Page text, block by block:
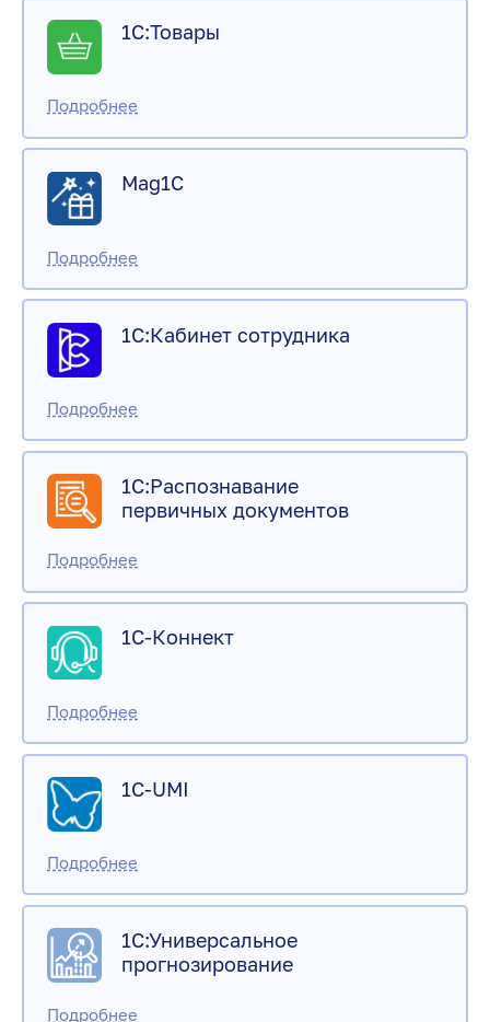
1С:Товары
Mag1C
1С:Кабинет сотрудника
1С:Распознавание
первичных документов
1С-Коннект
1C-UMI
1С:Универсальное
прогнозирование